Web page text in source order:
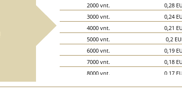
2000 vnt.
0,28
3000 vnt.
0,24
4000 vnt.
0,21
5000 vnt.
0,2
6000 vnt.
0,19
7000 vnt.
0,18
8000 vnt.
0,17